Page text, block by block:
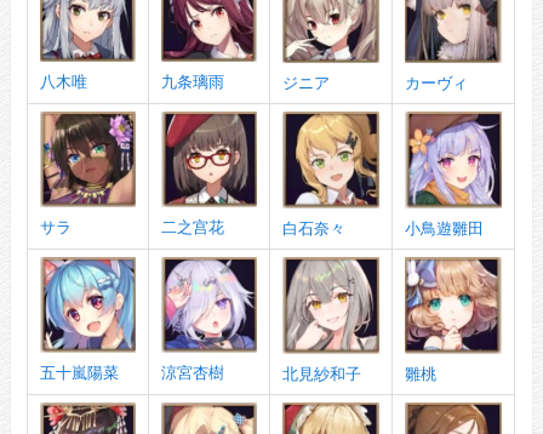
八木唯 九条璃雨 ジニア カーヴィ
サラ 二之宫花 白石奈々 小鳥遊雛田
五十嵐陽菜 涼宮杏樹 北見紗和子 雛桃